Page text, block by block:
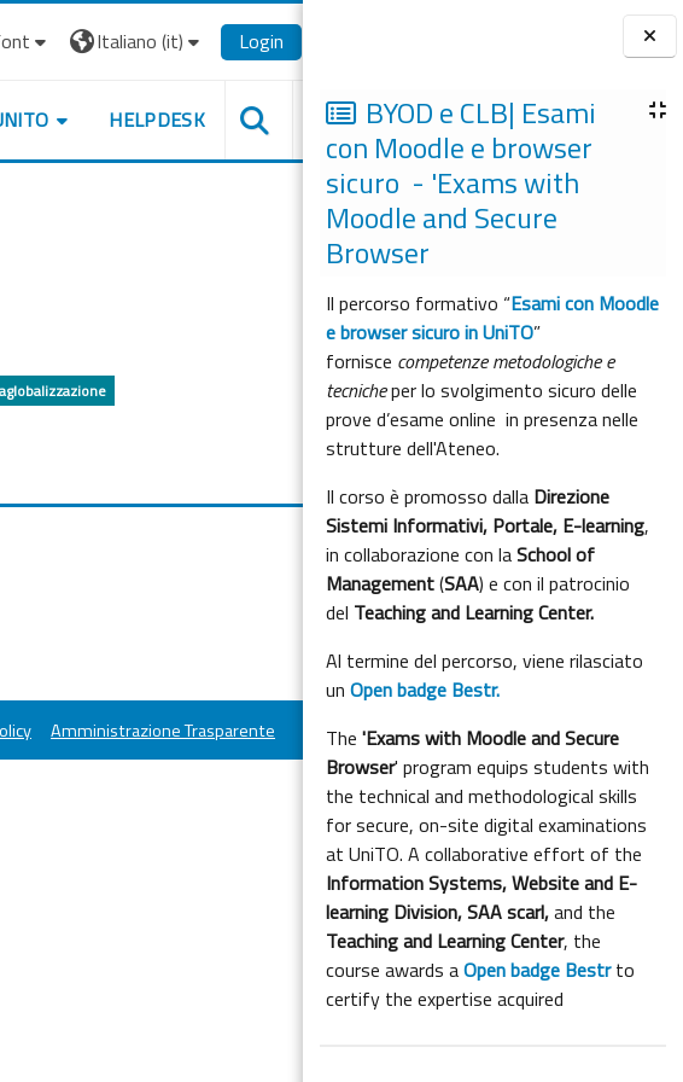
Blocchi
BYOD e CLB| Esami
con Moodle e browser
sicuro - 'Exams with
Moodle and Secure
Browser
Il percorso formativo “Esami con Moodle
e browser sicuro in UniTO”
fornisce competenze metodologiche e
tecnicheper lo svolgimento sicuro delle
prove d’esame online in presenza nelle
strutture dell'Ateneo.
Il corso è promosso dalla Direzione
Sistemi Informativi, Portale, E-learning,
in collaborazione con laSchool of
Management(SAA) e con il patrocinio
del Teaching and Learning Center.
Al termine del percorso, viene rilasciato
unOpen badge Bestr.
The'Exams with Moodle and Secure
Browser' program equips students with
the technical and methodological skills
for secure, on-site digital examinations
at UniTO. A collaborative effort of the
Information Systems, Website and E-
learning Division,SAA scarl,and the
Teaching and Learning Center, the
course awards aOpen badge Bestrto
certify the expertise acquired
Italiano ‎(it)‎ Login
HELPDESK
Amministrazione Trasparente